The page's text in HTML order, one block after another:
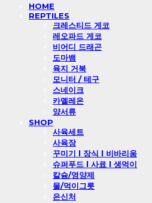
HOME
REPTILES
크레스티드 게코
레오파드 게코
비어디 드래곤
도마뱀
육지 거북
모니터 / 테구
스네이크
카멜레온
양서류
SHOP
사육세트
사육장
꾸미기 l 장식 l 비바리움
슈퍼푸드 l 사료 l 생먹이
칼슘/영양제
물/먹이그릇
은신처